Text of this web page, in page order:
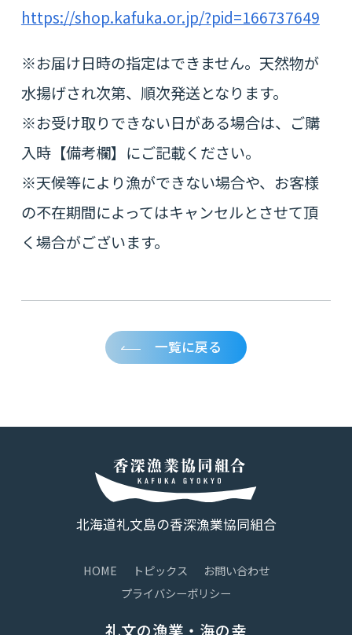
https://shop.kafuka.or.jp/?pid=166737649
※お届け日時の指定はできません。天然物が
水揚げされ次第、順次発送となります。
※お受け取りできない日がある場合は、ご購
入時【備考欄】にご記載ください。
※天候等により漁ができない場合や、お客様
の不在期間によってはキャンセルとさせて頂
く場合がございます。
一覧に戻る
北海道礼文島の香深漁業協同組合
HOME トピックス
お問い合わせ
プライバシーポリシー
礼文の漁業・海の幸